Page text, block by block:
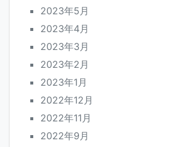
2023年5月
2023年4月
2023年3月
2023年2月
2023年1月
2022年12月
2022年11月
2022年9月